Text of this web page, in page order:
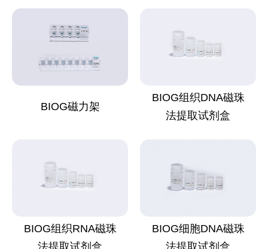
BIOG磁力架
BIOG组织DNA磁珠
法提取试剂盒
BIOG组织RNA磁珠
BIOG细胞DNA磁珠